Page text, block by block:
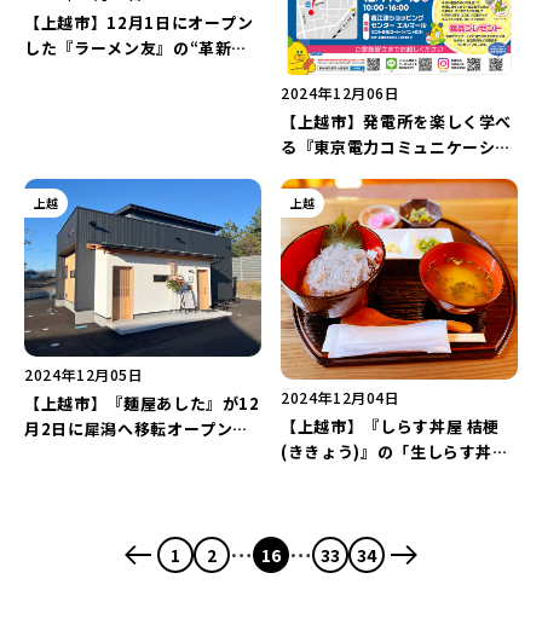
【上越市】12月1日にオープン
した『ラーメン友』の“革新の
2024年12月06日
【上越市】発電所を楽しく学べ
る『東京電力コミュニケーショ
に開催！“モモちゃんのでんき
クイズ”に挑戦しよう♪
上越
2024年12月05日
【上越市】『麺屋あした』が12
月2日に犀潟へ移転オープン！
上越
2024年12月04日
【上越市】『しらす丼屋 桔梗
(ききょう)』の「生しらす丼」
1 2 … 16 … 33 34